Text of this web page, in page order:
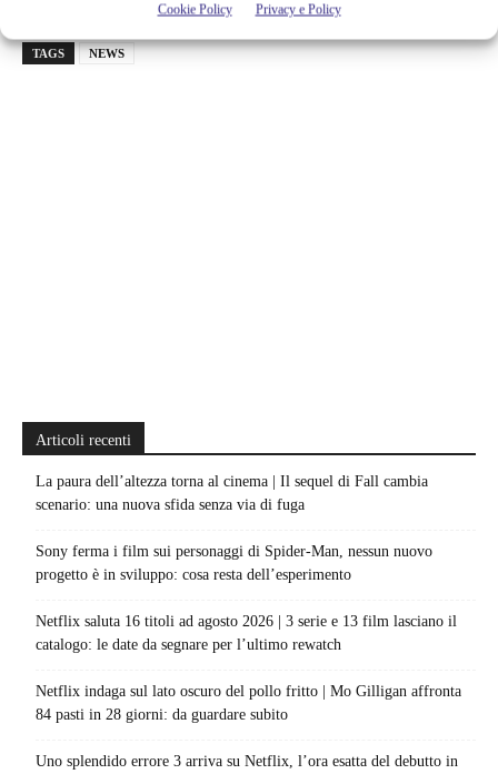
Cookie Policy Privacy e Policy
TAGS NEWS
Articoli recenti
La paura dell’altezza torna al cinema | Il sequel di Fall cambia
scenario: una nuova sfida senza via di fuga
Sony ferma i film sui personaggi di Spider-Man, nessun nuovo
progetto è in sviluppo: cosa resta dell’esperimento
Netflix saluta 16 titoli ad agosto 2026 | 3 serie e 13 film lasciano il
catalogo: le date da segnare per l’ultimo rewatch
Netflix indaga sul lato oscuro del pollo fritto | Mo Gilligan affronta
84 pasti in 28 giorni: da guardare subito
Uno splendido errore 3 arriva su Netflix, l’ora esatta del debutto in